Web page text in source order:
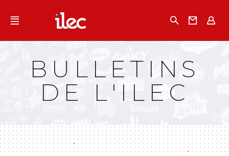
Qu'est-ce que l’Ilec
Campagnes multimarques
Dans la presse
BULLETINS
DE L'ILEC